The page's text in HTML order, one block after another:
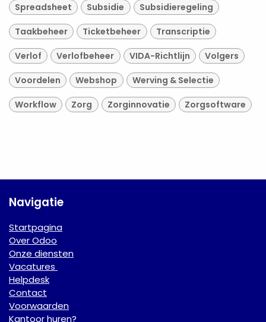
Spreadsheet Subsidie Subsidieregeling
Taakbeheer Ticketbeheer Transcriptie
Verlof Verlofbeheer VIDA-Richtlijn Volgers
Voordelen Webshop Werving & Selectie
Workflow Zorg Zorginnovatie Zorgsoftware
Navigatie
Startpagina
Over Odoo
Onze diensten
Vacatures
Helpdesk
Contact
Voorwaarden
Kantoor huren?